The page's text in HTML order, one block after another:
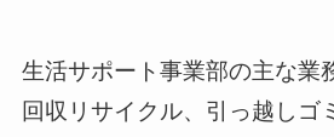
生活サポート事業部の主な業
回収リサイクル、引っ越しゴ